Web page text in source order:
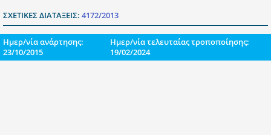
ΣΧΕΤΙΚΕΣ ΔΙΑΤΑΞΕΙΣ: 4172/2013
Ημερ/νία ανάρτησης:
23/10/2015
Ημερ/νία τελευταίας τροποποίησης:
19/02/2024